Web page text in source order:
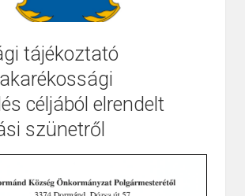
tájékoztató
céljából elrendelt
szünetről